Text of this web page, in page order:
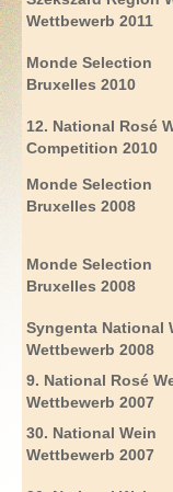
Wettbewerb 2011
Monde Selection
Bruxelles 2010
12. National Rosé
Competition 2010
Monde Selection
Bruxelles 2008
Monde Selection
Bruxelles 2008
Syngenta National
Wettbewerb 2008
9. National Rosé
Wettbewerb 2007
30. NationalWein
Wettbewerb 2007